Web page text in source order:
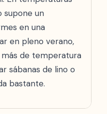
supone un
en una
en pleno verano,
de temperatura
sábanas de lino o
bastante.